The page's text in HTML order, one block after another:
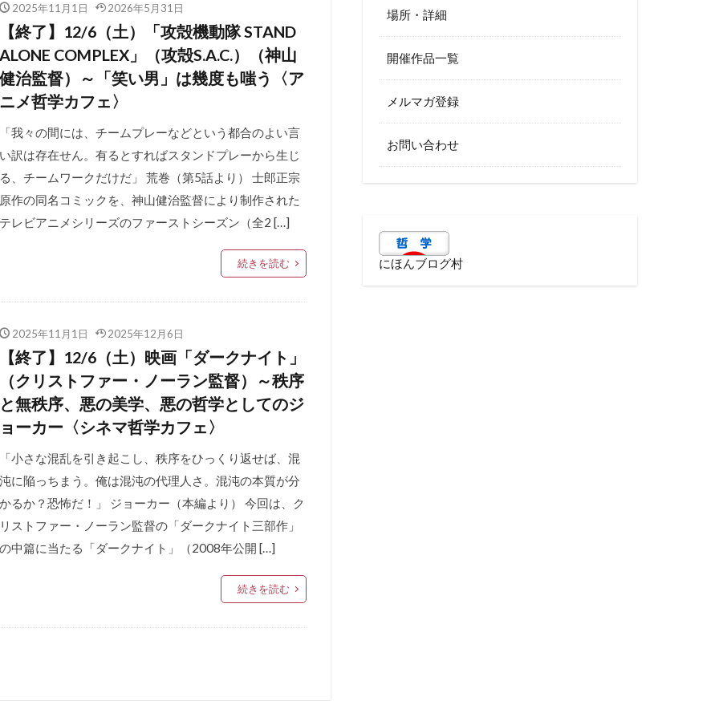
2025年11月1日 2026年5月31日
【終了】12/6（土）「攻殻機動隊 STAND
ALONE COMPLEX」（攻殻S.A.C.）（神山
健治監督）～「笑い男」は幾度も嗤う〈ア
ニメ哲学カフェ〉
「我々の間には、チームプレーなどという都合のよい言
い訳は存在せん。有るとすればスタンドプレーから生じ
る、チームワークだけだ」 荒巻（第5話より） 士郎正宗
原作の同名コミックを、神山健治監督により制作された
テレビアニメシリーズのファーストシーズン（全2 […]
続きを読む
2025年11月1日 2025年12月6日
【終了】12/6（土）映画「ダークナイト」
（クリストファー・ノーラン監督）～秩序
と無秩序、悪の美学、悪の哲学としてのジ
ョーカー〈シネマ哲学カフェ〉
「小さな混乱を引き起こし、秩序をひっくり返せば、混
沌に陥っちまう。俺は混沌の代理人さ。混沌の本質が分
かるか？恐怖だ！」 ジョーカー（本編より） 今回は、ク
リストファー・ノーラン監督の「ダークナイト三部作」
の中篇に当たる「ダークナイト」（2008年公開 […]
続きを読む
場所・詳細
開催作品一覧
メルマガ登録
お問い合わせ
にほんブログ村